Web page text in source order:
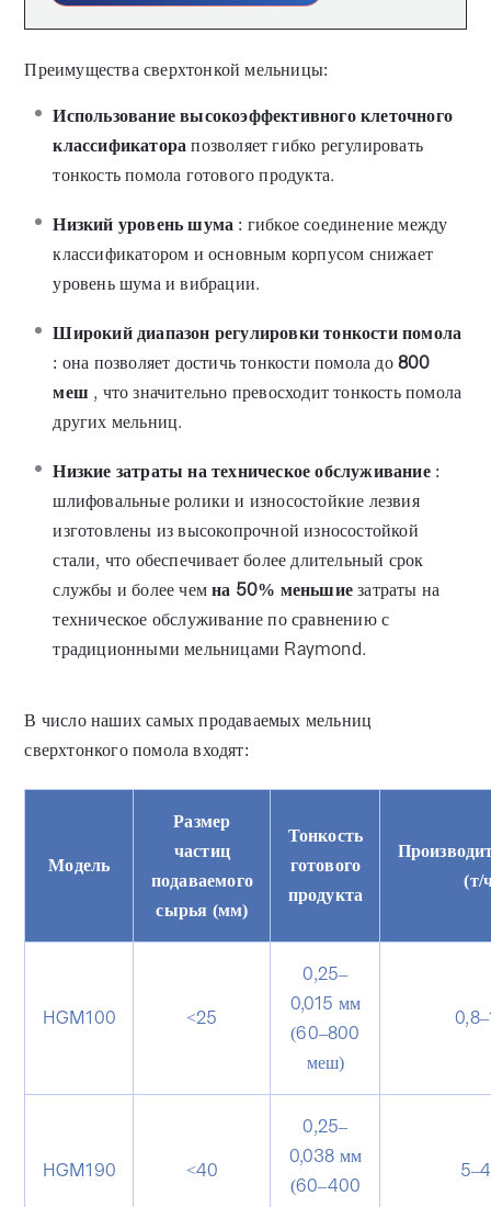
Преимущества сверхтонкой мельницы:
Использование высокоэффективного клеточного
классификаторапозволяет гибко регулировать
тонкость помола готового продукта.
Низкий уровень шума : гибкое соединение между
классификатором и основным корпусом снижает
уровень шума и вибрации.
Широкий диапазон регулировки тонкости помола
: она позволяет достичь тонкости помола до800
меш , что значительно превосходит тонкость помола
других мельниц.
Низкие затраты на техническое обслуживание:
шлифовальные ролики и износостойкие лезвия
изготовлены из высокопрочной износостойкой
стали, что обеспечивает более длительный срок
службы и более чемна 50% меньшиезатраты на
техническое обслуживание по сравнению с
традиционными мельницами Raymond.
В число наших самых продаваемых мельниц
сверхтонкого помола входят:
Модель
Размер
частиц
подаваемого
сырья (мм)
Тонкость
готового
продукта
(т/
HGM100 <25
0,25–
0,015 мм
(60–800
меш)
HGM190 <40
0,25–
0,038 мм
(60–400